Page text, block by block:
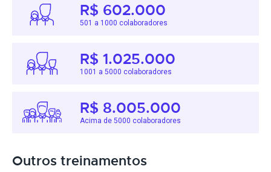
R$ 602.000
501 a 1000 colaboradores
R$ 1.025.000
1001 a 5000 colaboradores
R$ 8.005.000
Acima de 5000 colaboradores
Outros treinamentos